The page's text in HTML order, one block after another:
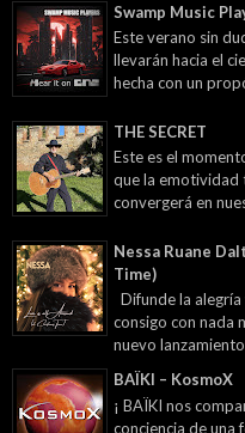
Swamp Music
Este verano sin
llevarán hacia el
hecha con un
THE SECRET
Este es el
que la emotividad
convergerá en
Nessa Ruane
Time)
Difunde la
consigo con nada
nuevo
BAÏKI – KosmoX
¡ BAÏKI nos
conciencia de una